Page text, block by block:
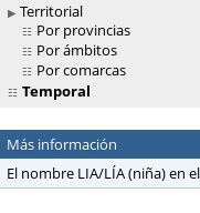
Territorial
Por provincias
Por ámbitos
Por comarcas
Temporal
Más información
El nombre LIA/LÍA (niña) en